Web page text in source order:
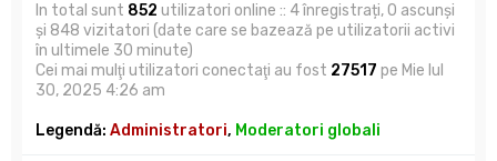
In total sunt 852 utilizatori online :: 4 înregistrați, 0 ascunși
și 848 vizitatori (date care se bazează pe utilizatorii activi
în ultimele 30 minute)
Cei mai mulţi utilizatori conectaţi au fost 27517 pe Mie Iul
30, 2025 4:26 am
Legendă: Administratori, Moderatori globali